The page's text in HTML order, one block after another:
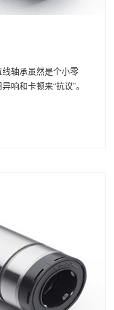
轴承虽然是个小零
响和卡顿来“抗议”。